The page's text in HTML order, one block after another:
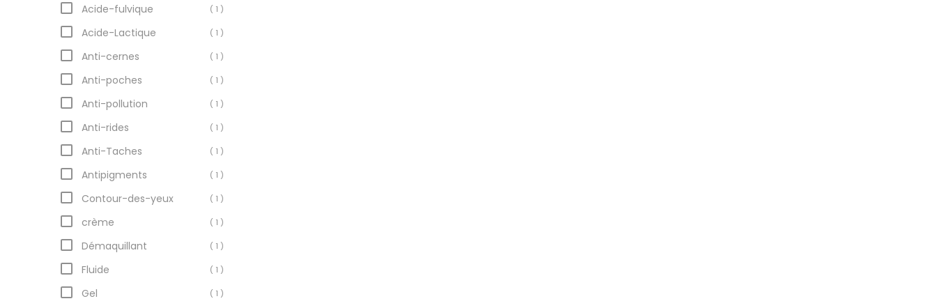
Acide-fulvique ( 1 )
Acide-Lactique ( 1 )
Anti-cernes ( 1 )
Anti-poches ( 1 )
Anti-pollution ( 1 )
Anti-rides ( 1 )
Anti-Taches ( 1 )
Antipigments ( 1 )
Contour-des-yeux ( 1 )
crème ( 1 )
Démaquillant ( 1 )
Fluide ( 1 )
Gel ( 1 )